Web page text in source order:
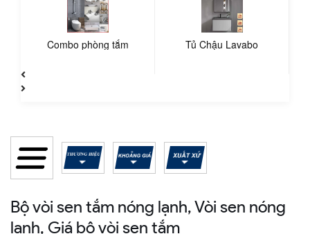
Combo phòng tắm Tủ Chậu Lavabo
Bộ vòi sen tắm nóng lạnh, Vòi sen nóng
lạnh, Giá bộ vòi sen tắm